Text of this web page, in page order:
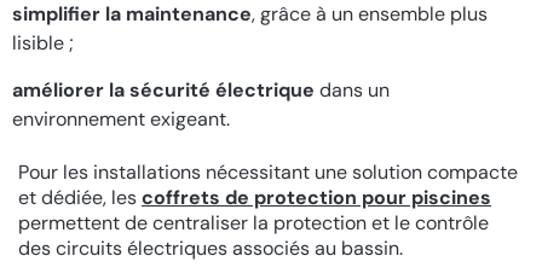
simplifier la maintenance, grâce à un ensemble plus
lisible ;
améliorer la sécurité électrique dans un
environnement exigeant.
Pour les installations nécessitant une solution compacte
et dédiée, lescoffrets de protection pour piscines
permettent de centraliser la protection et le contrôle
des circuits électriques associés au bassin.